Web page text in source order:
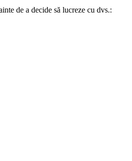
de a decide să lucreze cu dvs.: